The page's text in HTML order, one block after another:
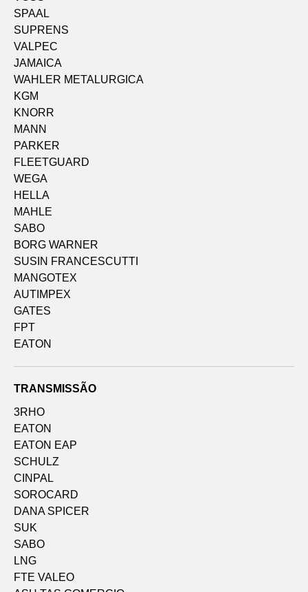
SPAAL
SUPRENS
VALPEC
JAMAICA
WAHLER METALURGICA
KGM
KNORR
MANN
PARKER
FLEETGUARD
WEGA
HELLA
MAHLE
SABO
BORG WARNER
SUSIN FRANCESCUTTI
MANGOTEX
AUTIMPEX
GATES
FPT
EATON
TRANSMISSÃO
3RHO
EATON
EATON EAP
SCHULZ
CINPAL
SOROCARD
DANA SPICER
SUK
SABO
LNG
FTE VALEO